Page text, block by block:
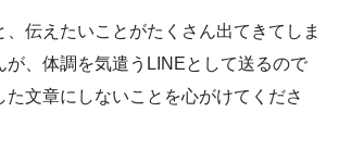
、伝えたいことがたくさん出てきてしま
が、体調を気遣うLINEとして送るので
た文章にしないことを心がけてくださ